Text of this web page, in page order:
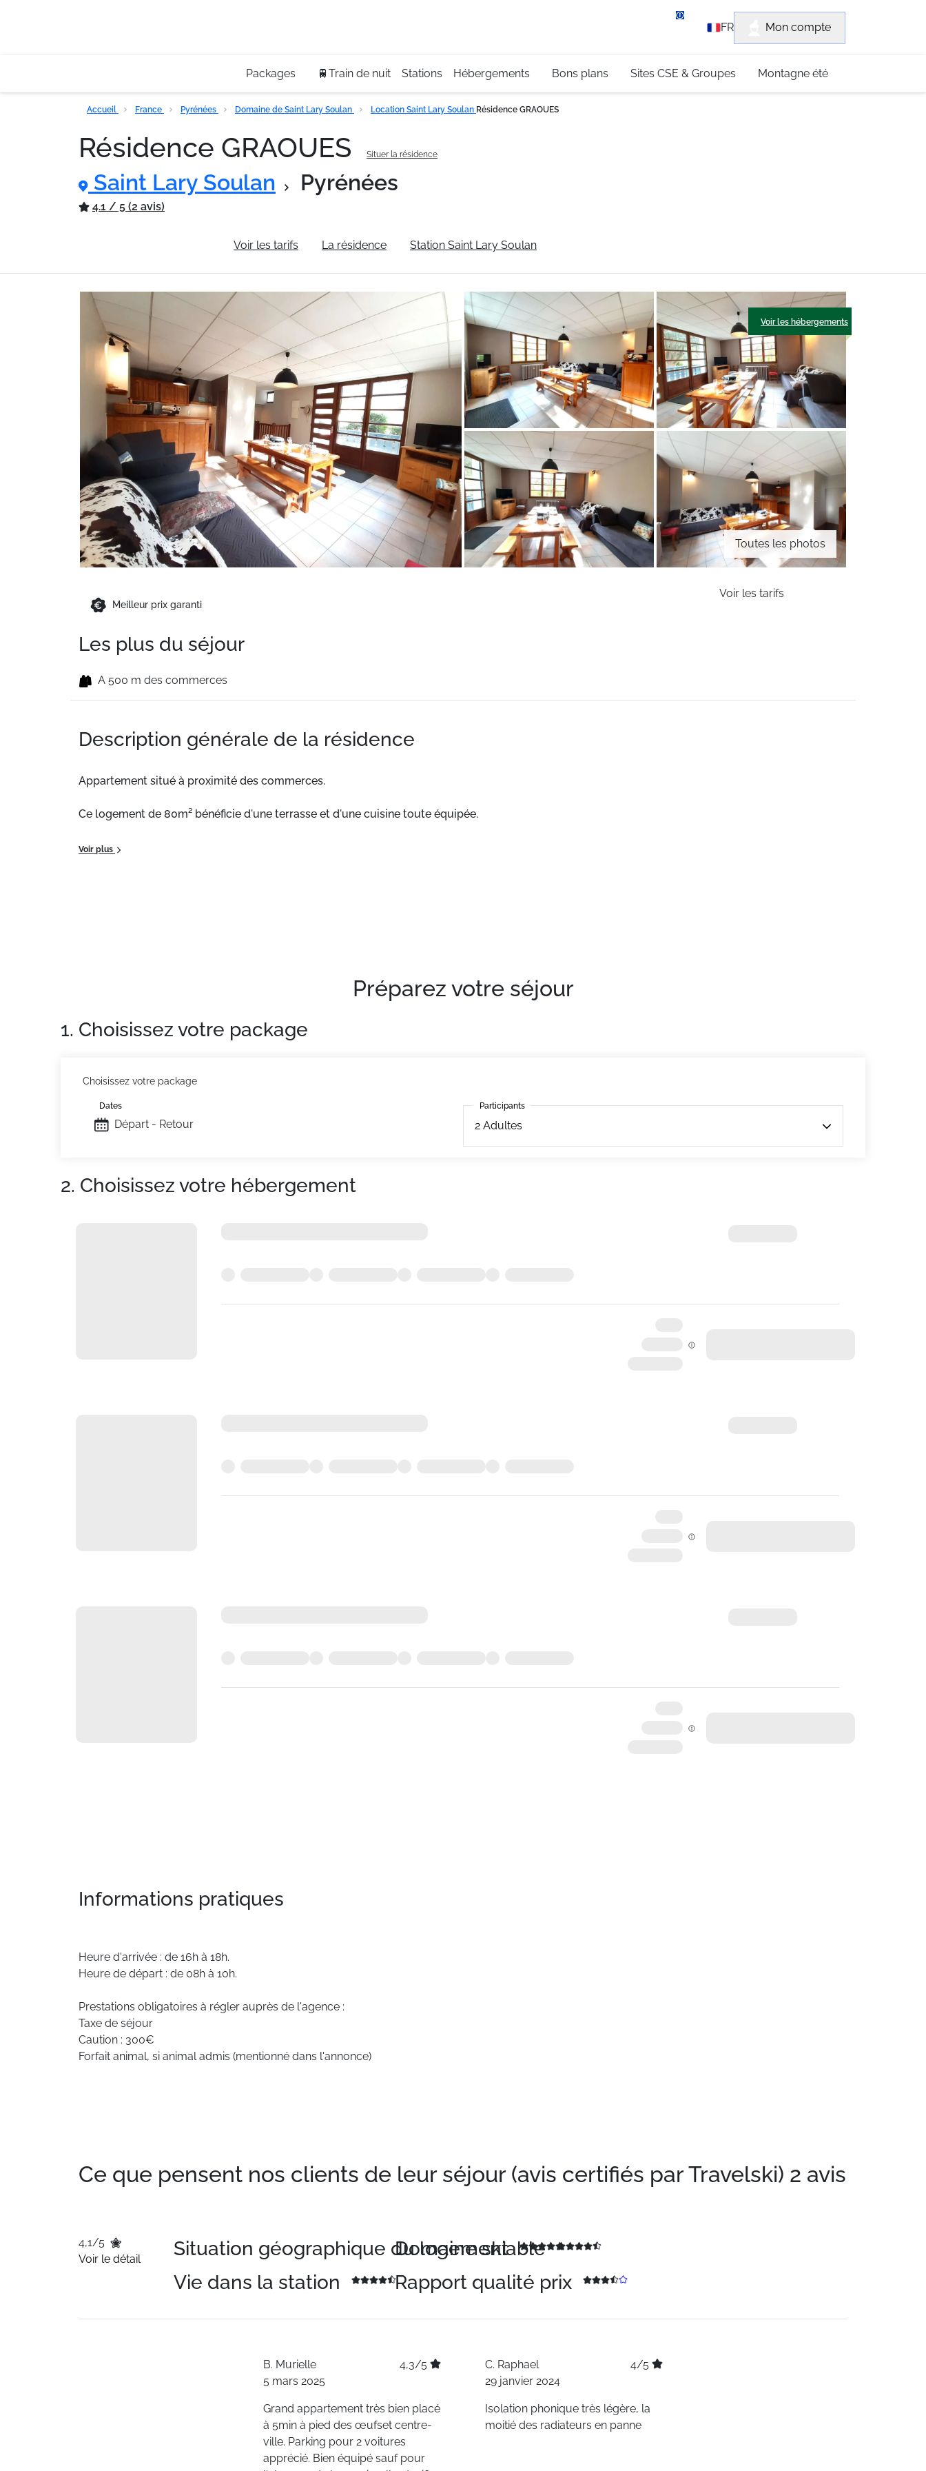
+33 (0)4 79 96 30 69
FR Mon compte
Packages 🚆Train de nuit Stations Hébergements Bons plans Sites CSE & Groupes Montagne été
Accueil France Pyrénées Domaine de Saint Lary Soulan Location Saint Lary Soulan Résidence GRAOUES
Résidence GRAOUES Situer la résidence
Saint Lary Soulan Pyrénées
4.1 / 5 (2 avis)
Voir les tarifs La résidence Station Saint Lary Soulan
Toutes les photos
Voir les hébergements
Meilleur prix garanti
Voir les tarifs
Les plus du séjour
A 500 m des commerces
Description générale de la résidence
Appartement situé à proximité des commerces.
Ce logement de 80m² bénéficie d'une terrasse et d'une cuisine toute équipée.
Situation :
Voir plus
Préparez votre séjour
1. Choisissez votre package
Choisissez votre package
Départ - Retour
Dates Participants
2 Adultes
Participants
2. Choisissez votre hébergement
Informations pratiques
Heure d'arrivée : de 16h à 18h.
Heure de départ : de 08h à 10h.
Prestations obligatoires à régler auprès de l'agence :
Taxe de séjour
Caution : 300€
Forfait animal, si animal admis (mentionné dans l'annonce)
Ce que pensent nos clients de leur séjour (avis certifiés par Travelski) 2 avis
4,1/5
Voir le détail
Situation géographique du logement
Domaine skiable
Vie dans la station
Rapport qualité prix
B. Murielle
4,3/5
5 mars 2025
Grand appartement très bien placé
à 5min à pied des œufset centre-
ville. Parking pour 2 voitures
apprécié. Bien équipé sauf pour
C. Raphael
4/5
29 janvier 2024
Isolation phonique très légère, la
moitié des radiateurs en panne